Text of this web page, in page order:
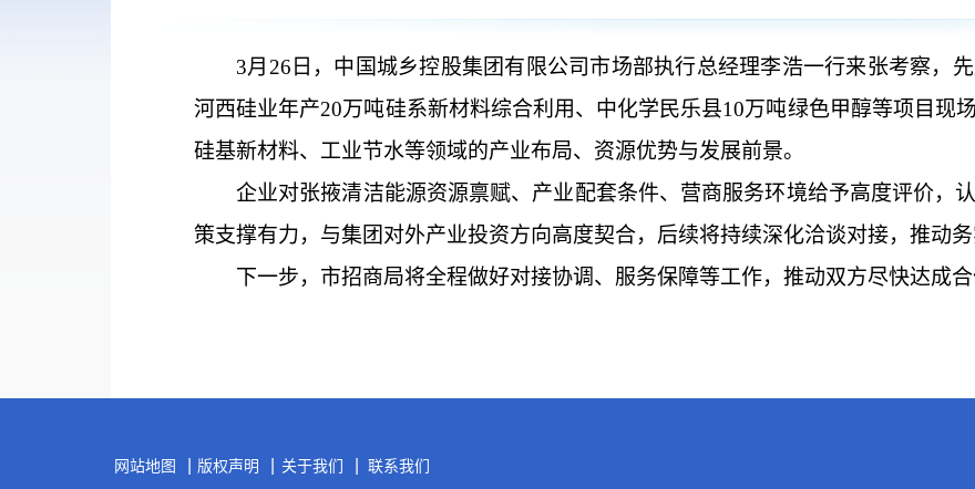
3月26日，中国城乡控股集团有限公司市场部执行总经理李浩一行来张考察，
河西硅业年产20万吨硅系新材料综合利用、中化学民乐县10万吨绿色甲醇等项目现
硅基新材料、工业节水等领域的产业布局、资源优势与发展前景。
企业对张掖清洁能源资源禀赋、产业配套条件、营商服务环境给予高度评价，
策支撑有力，与集团对外产业投资方向高度契合，后续将持续深化洽谈对接，推动务
下一步，市招商局将全程做好对接协调、服务保障等工作，推动双方尽快达成
网站地图 版权声明 关于我们 联系我们